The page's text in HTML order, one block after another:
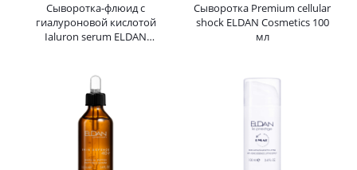
Сыворотка-флюид с
гиалуроновой кислотой
Ialuron serum ELDAN
Сыворотка Premium cellular
shock ELDAN Cosmetics 100
мл